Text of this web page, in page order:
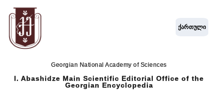
Georgian National Academy of Sciences
I. Abashidze Main Scientific Editorial Office of the
Georgian Encyclopedia
ქართული